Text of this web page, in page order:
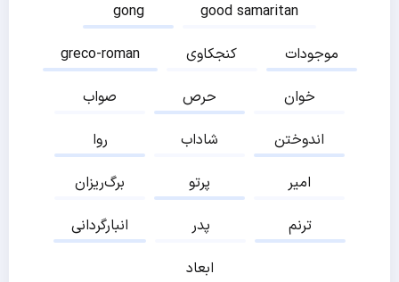
gong
good samaritan
greco-roman
کنجکاوی
موجودات
صواب
حرص
خوان
روا
شاداب
اندوختن
برگ‌ریزان
پرتو
امیر
انبارگردانی
پدر
ترنم
ابعاد